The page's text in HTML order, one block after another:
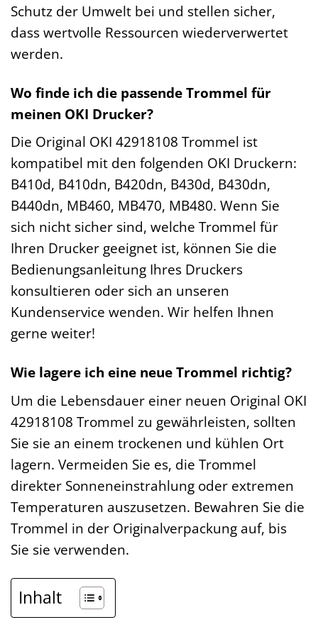
Schutz der Umwelt bei und stellen sicher,
dass wertvolle Ressourcen wiederverwertet
werden.
Wo finde ich die passende Trommel für
meinen OKI Drucker?
Die Original OKI 42918108 Trommel ist
kompatibel mit den folgenden OKI Druckern:
B410d, B410dn, B420dn, B430d, B430dn,
B440dn, MB460, MB470, MB480. Wenn Sie
sich nicht sicher sind, welche Trommel für
Ihren Drucker geeignet ist, können Sie die
Bedienungsanleitung Ihres Druckers
konsultieren oder sich an unseren
Kundenservice wenden. Wir helfen Ihnen
gerne weiter!
Wie lagere ich eine neue Trommel richtig?
Um die Lebensdauer einer neuen Original OKI
42918108 Trommel zu gewährleisten, sollten
Sie sie an einem trockenen und kühlen Ort
lagern. Vermeiden Sie es, die Trommel
direkter Sonneneinstrahlung oder extremen
Temperaturen auszusetzen. Bewahren Sie die
Trommel in der Originalverpackung auf, bis
Sie sie verwenden.
Inhalt